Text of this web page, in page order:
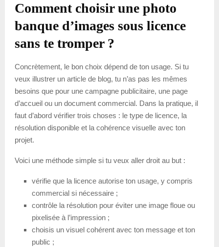
Comment choisir une photo
banque d’images sous licence
sans te tromper ?
Concrètement, le bon choix dépend de ton usage. Si tu
veux illustrer un article de blog, tu n’as pas les mêmes
besoins que pour une campagne publicitaire, une page
d’accueil ou un document commercial. Dans la pratique, il
faut d’abord vérifier trois choses : le type de licence, la
résolution disponible et la cohérence visuelle avec ton
projet.
Voici une méthode simple si tu veux aller droit au but :
vérifie que la licence autorise ton usage, y compris
commercial si nécessaire ;
contrôle la résolution pour éviter une image floue ou
pixelisée à l’impression ;
choisis un visuel cohérent avec ton message et ton
public ;